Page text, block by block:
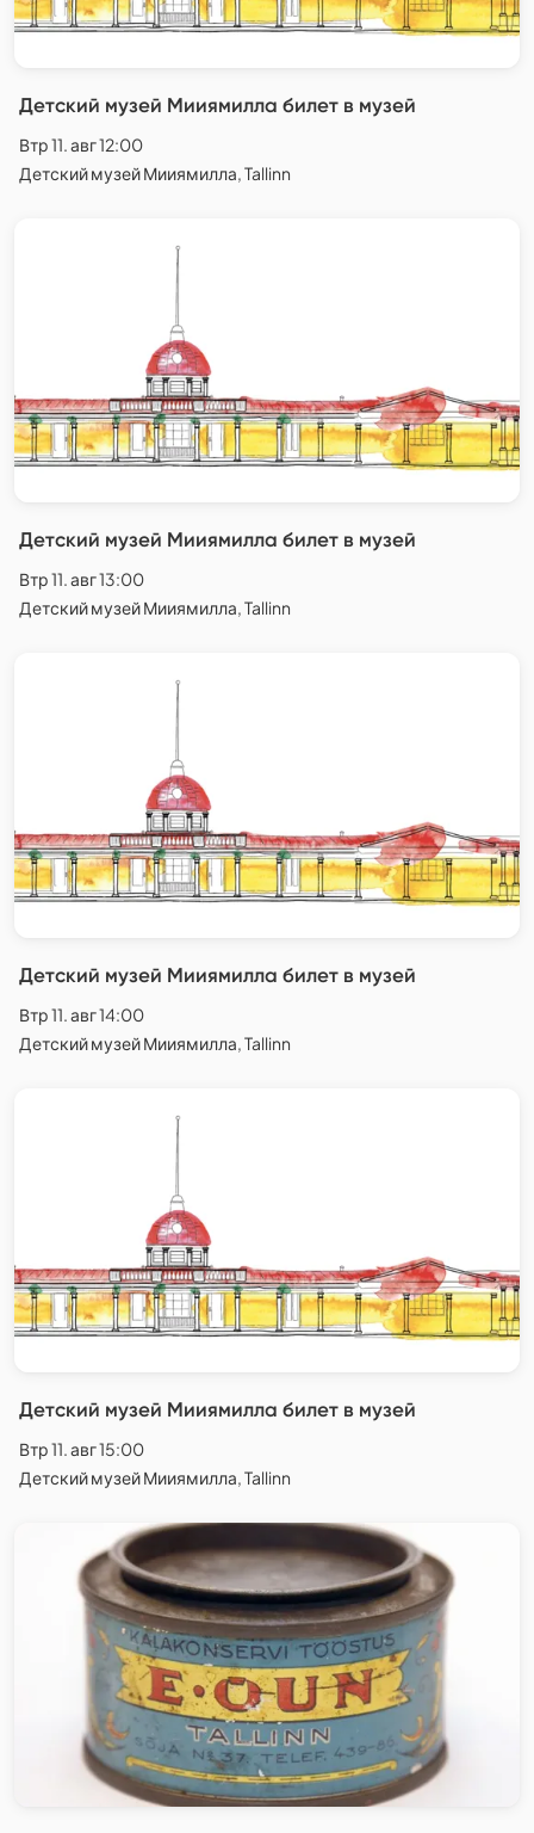
Детский музей Мииямилла билет в музей
Втр 11. авг 12:00
Детский музей Мииямилла, Tallinn
Детский музей Мииямилла билет в музей
Втр 11. авг 13:00
Детский музей Мииямилла, Tallinn
Детский музей Мииямилла билет в музей
Втр 11. авг 14:00
Детский музей Мииямилла, Tallinn
Детский музей Мииямилла билет в музей
Втр 11. авг 15:00
Детский музей Мииямилла, Tallinn